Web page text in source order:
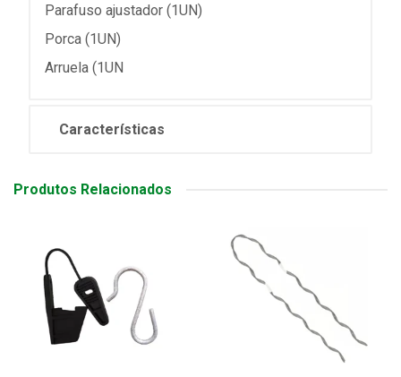
Parafuso ajustador (1UN)
Porca (1UN)
Arruela (1UN
Características
Produtos Relacionados